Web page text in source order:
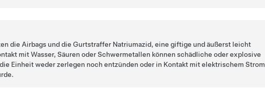
die Airbags und die Gurtstraffer Natriumazid, eine giftige und äußerst leicht
mit Wasser, Säuren oder Schwermetallen können schädliche oder explosive
Einheit weder zerlegen noch entzünden oder in Kontakt mit elektrischem Strom